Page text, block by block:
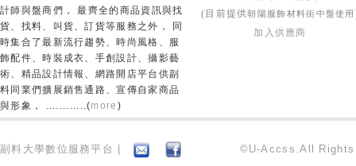
計師與盤商們， 最齊全的商品資訊與找
貨、找料、叫貨、訂貨等服務之外， 同
時集合了最新流行趨勢、時尚風格、服
飾配件、時裝成衣、手創設計、攝影藝
術、精品設計情報、網路開店平台供副
料同業們擴展銷售通路、宣傳自家商品
與形象， ............(more )
(目前提供朝陽服飾材料街中盤使用
加入供應商
副料大學數位服務平台 | ©U-Accss.All Rights